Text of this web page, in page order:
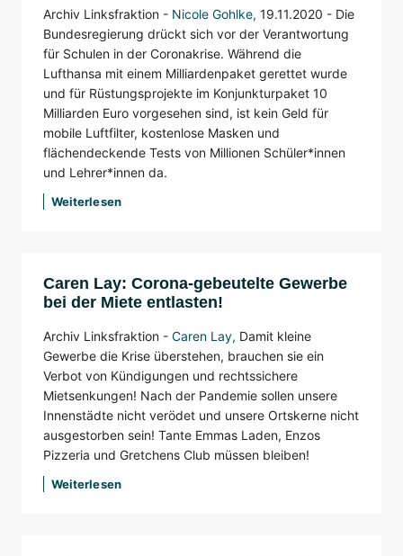
Archiv Linksfraktion - Nicole Gohlke, 19.11.2020 - Die
Bundesregierung drückt sich vor der Verantwortung
für Schulen in der Coronakrise. Während die
Lufthansa mit einem Milliardenpaket gerettet wurde
und für Rüstungsprojekte im Konjunkturpaket 10
Milliarden Euro vorgesehen sind, ist kein Geld für
mobile Luftfilter, kostenlose Masken und
flächendeckende Tests von Millionen Schüler*innen
und Lehrer*innen da.
Weiterlesen
Caren Lay: Corona-gebeutelte Gewerbe
bei der Miete entlasten!
Archiv Linksfraktion - Caren Lay, Damit kleine
Gewerbe die Krise überstehen, brauchen sie ein
Verbot von Kündigungen und rechtssichere
Mietsenkungen! Nach der Pandemie sollen unsere
Innenstädte nicht verödet und unsere Ortskerne nicht
ausgestorben sein! Tante Emmas Laden, Enzos
Pizzeria und Gretchens Club müssen bleiben!
Weiterlesen